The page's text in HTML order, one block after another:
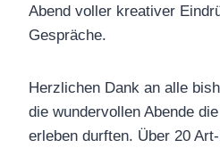
Abend voller kreativer
Gespräche.
Herzlichen Dank an alle
die wundervollen Abende
erleben durften. Über 20